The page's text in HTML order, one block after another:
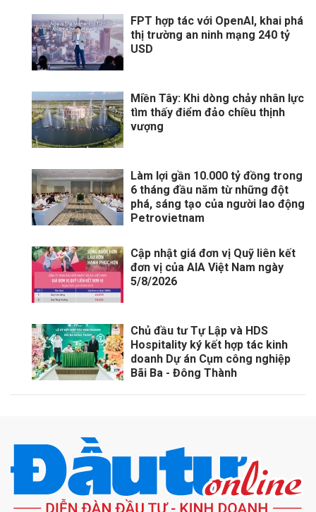
FPT hợp tác với OpenAI, khai phá
thị trường an ninh mạng 240 tỷ
USD
Miền Tây: Khi dòng chảy nhân lực
tìm thấy điểm đảo chiều thịnh
vượng
Làm lợi gần 10.000 tỷ đồng trong
6 tháng đầu năm từ những đột
phá, sáng tạo của người lao động
Petrovietnam
Cập nhật giá đơn vị Quỹ liên kết
đơn vị của AIA Việt Nam ngày
5/8/2026
Chủ đầu tư Tự Lập và HDS
Hospitality ký kết hợp tác kinh
doanh Dự án Cụm công nghiệp
Bãi Ba - Đông Thành